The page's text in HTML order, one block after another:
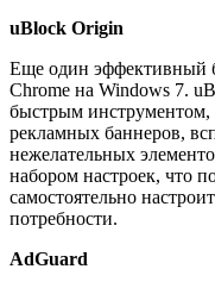
uBlock Origin
Еще один эффективный
Chrome на Windows 7.
быстрым инструментом,
рекламных баннеров,
нежелательных
набором настроек, что
самостоятельно
потребности.
AdGuard